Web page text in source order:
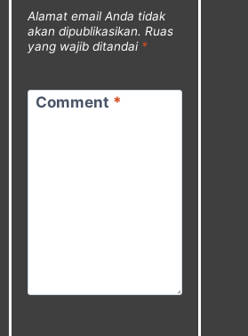
Alamat email Anda tidak
akan dipublikasikan. Ruas
yang wajib ditandai *
Comment *